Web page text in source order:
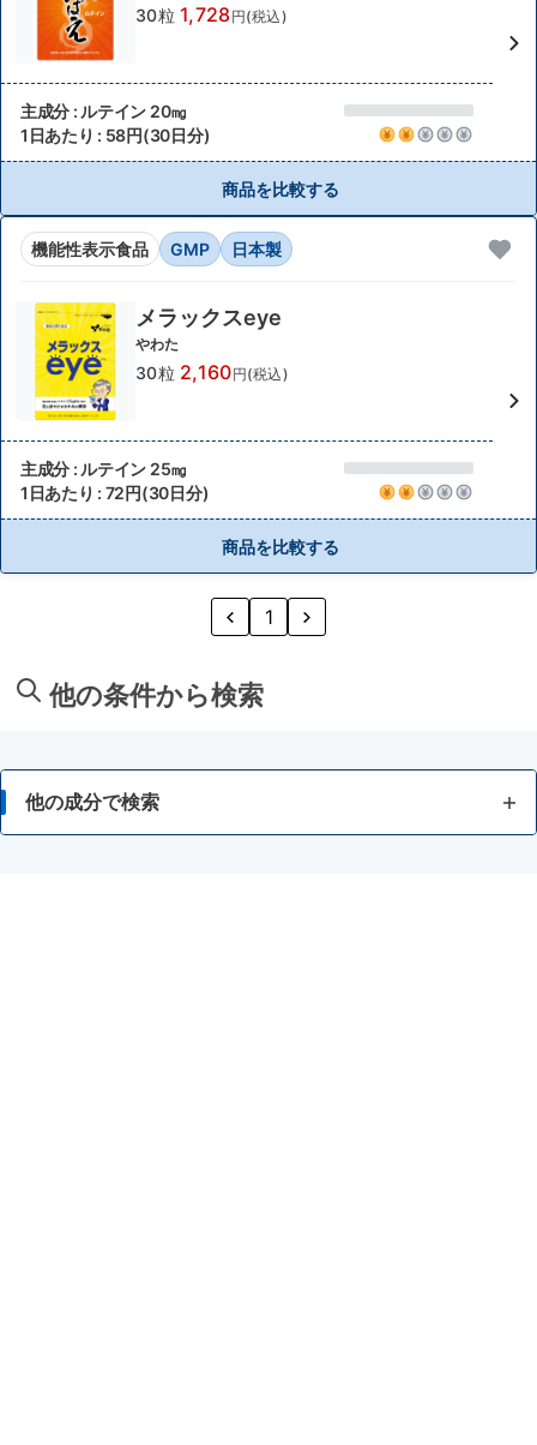
30粒 1,728円(税込)
主成分 : ルテイン 20㎎
1日あたり : 58円(30日分)
商品を比較する
機能性表示食品 GMP 日本製
メラックスeye
やわた
30粒 2,160円(税込)
主成分 : ルテイン 25㎎
1日あたり : 72円(30日分)
商品を比較する
1
他の条件から検索
他の成分で検索